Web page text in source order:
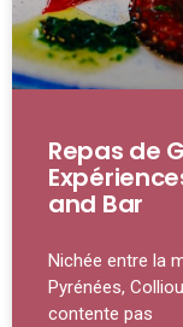
Repas de
and Bar
Nichée entre la
Pyrénées,
contente pas